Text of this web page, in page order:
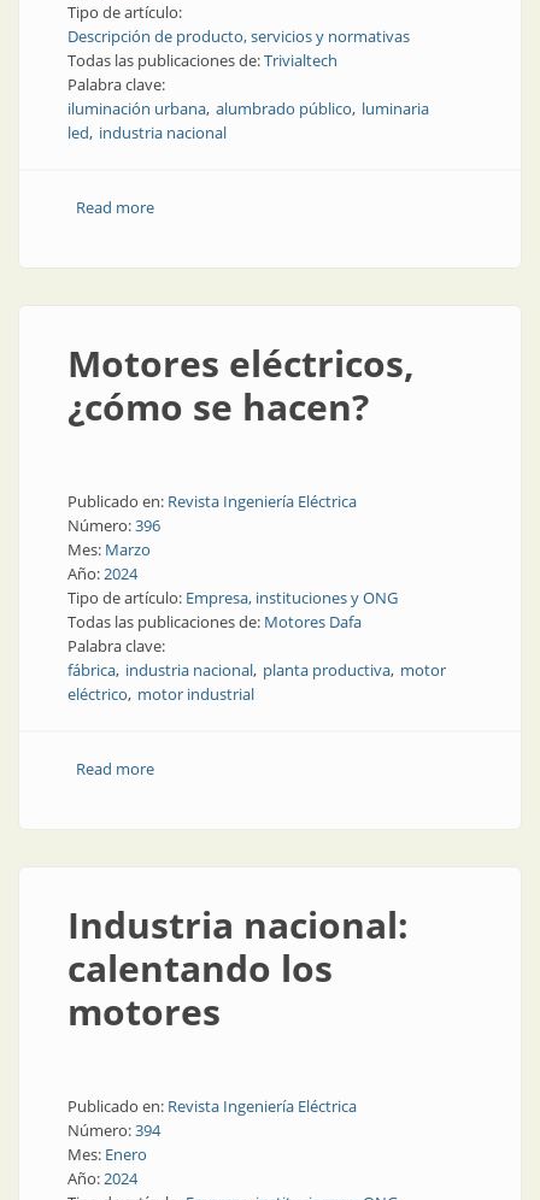
Tipo de artículo:
Descripción de producto, servicios y normativas
Todas las publicaciones de:Trivialtech
Palabra clave:
iluminación urbana alumbrado público luminaria
led industria nacional
Read moreabout Luminaria compacta y potente para el
Motores eléctricos,
¿cómo se hacen?
Publicado en: Revista Ingeniería Eléctrica
Número:396
Mes: Marzo
Año:2024
Tipo de artículo: Empresa, instituciones y ONG
Todas las publicaciones de: Motores Dafa
Palabra clave:
fábrica industria nacional planta productiva motor
eléctrico motor industrial
Read moreabout Motores eléctricos, ¿cómo se hacen?
Industria nacional:
calentando los
motores
Publicado en: Revista Ingeniería Eléctrica
Número:394
Mes: Enero
Año:2024